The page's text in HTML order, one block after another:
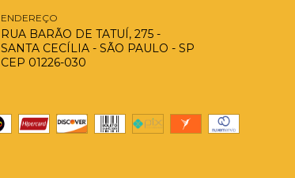
ENDEREÇO
RUA BARÃO DE TATUÍ, 275 -
SANTA CECÍLIA - SÃO PAULO - SP
CEP 01226-030